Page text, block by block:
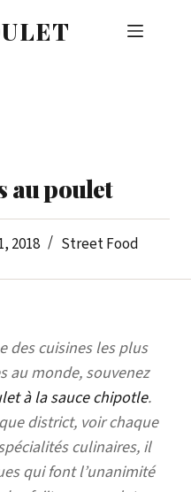
au poulet
2018 Street Food
des cuisines les plus
au monde, souvenez
à la sauce chipotle.
district, voir chaque
culinaires, il
qui font l’unanimité